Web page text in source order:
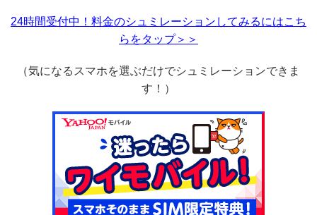
24時間受付中！料金のシュミレーションしてみるにはこち
らをタップ＞＞
（気になるスマホを選ぶだけでシュミレーションできま
す！）